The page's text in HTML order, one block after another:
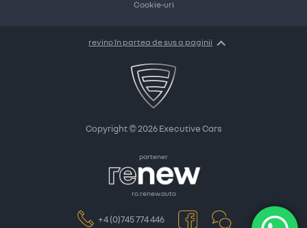
Cookie-uri
revino în partea de sus a paginii
Copyright © 2026 Executive Cars
partener
ro.renew.auto
+4 (0)745 774 446